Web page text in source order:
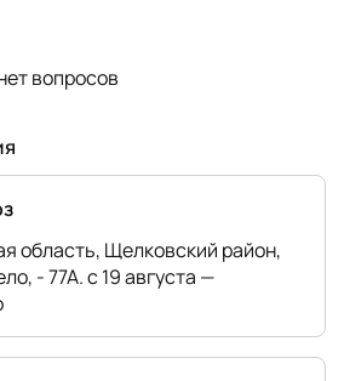
вопросов
область, Щелковский район,
- 77А. с 19 августа —